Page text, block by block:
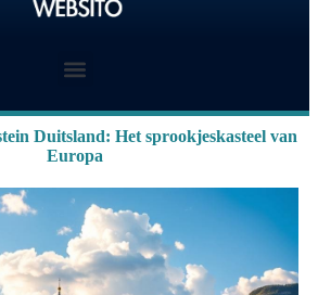
Duitsland: Het sprookjeskasteel van
Europa